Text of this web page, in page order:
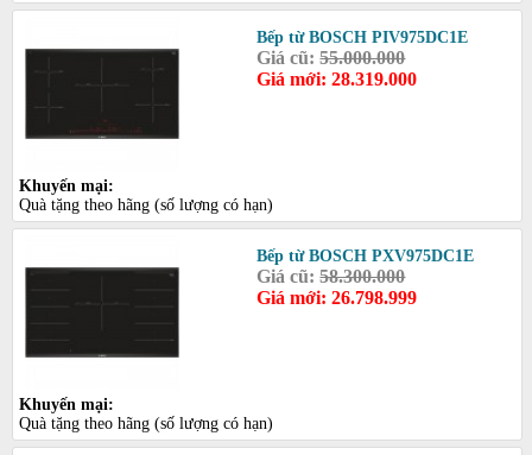
Bếp từ BOSCH PIV975DC1E
Giá cũ:55.000.000
Giá mới: 28.319.000
Khuyến mại:
Quà tặng theo hãng (số lượng có hạn)
Bếp từ BOSCH PXV975DC1E
Giá cũ:58.300.000
Giá mới: 26.798.999
Khuyến mại:
Quà tặng theo hãng (số lượng có hạn)